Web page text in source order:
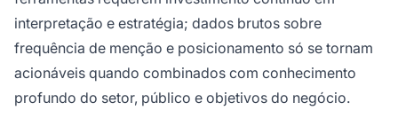
interpretação e estratégia; dados brutos sobre
frequência de menção e posicionamento só se tornam
acionáveis quando combinados com conhecimento
profundo do setor, público e objetivos do negócio.